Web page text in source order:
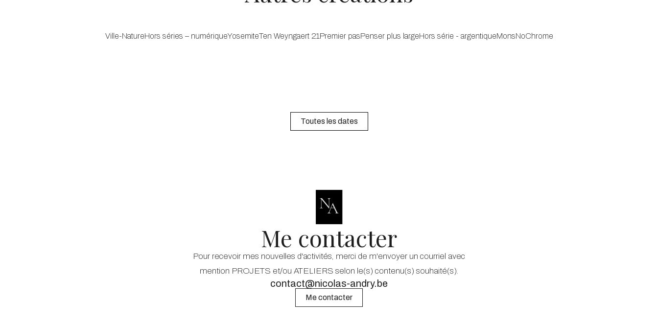
Ville-NatureHors séries – numériqueYosemiteTen Weyngaert 21 Premier pasPenser plus largeHors série - argentiqueMonsNoChrome
Toutes les dates
Me contacter
Pour recevoir mes nouvelles d'activités, merci de m'envoyer un courriel avec
mention PROJETS et/ou ATELIERS selon le(s) contenu(s) souhaité(s).
contact@nicolas-andry.be
Me contacter